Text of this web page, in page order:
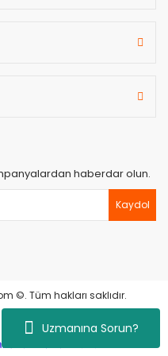
Uzmanına Sorun?
haberdar olun.
Kaydol
©. Tüm hakları saklıdır.